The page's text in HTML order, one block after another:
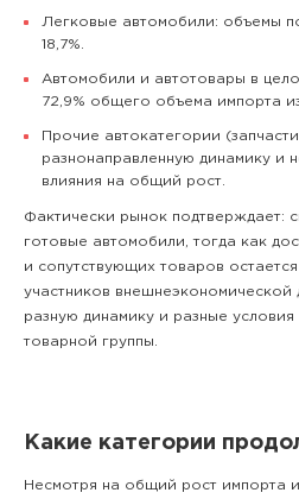
Легковые автомобили: объемы
18,7%.
Автомобили и автотовары в
72,9% общего объема импорта
Прочие автокатегории
разнонаправленную динамику и
влияния на общий рост.
Фактически рынок подтверждает:
готовые автомобили, тогда как
и сопутствующих товаров
участников внешнеэкономической
разную динамику и разные
товарной группы.
Какие категории
Несмотря на общий рост импорта